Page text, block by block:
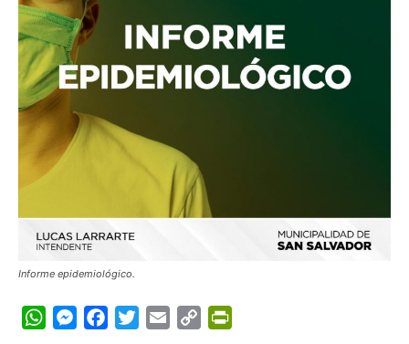
Informe epidemiológico.
WhatsApp
Messenger
FacebookTwitterEmail Copy